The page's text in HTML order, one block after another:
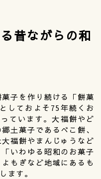
昔ながらの和
子を作り続ける「餅菓
しておよそ75年続くお
ています。大福餅やど
土菓子であるべこ餅、
福餅やまんじゅうなど
いわゆる昭和のお菓子
もぎなど地域にあるも
ます。